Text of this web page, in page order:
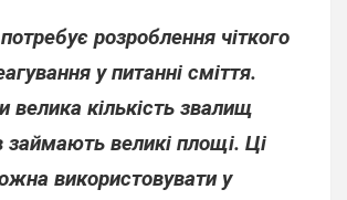
розроблення чіткого
у питанні сміття.
велика кількість звалищ
займають великі площі. Ці
використовувати у